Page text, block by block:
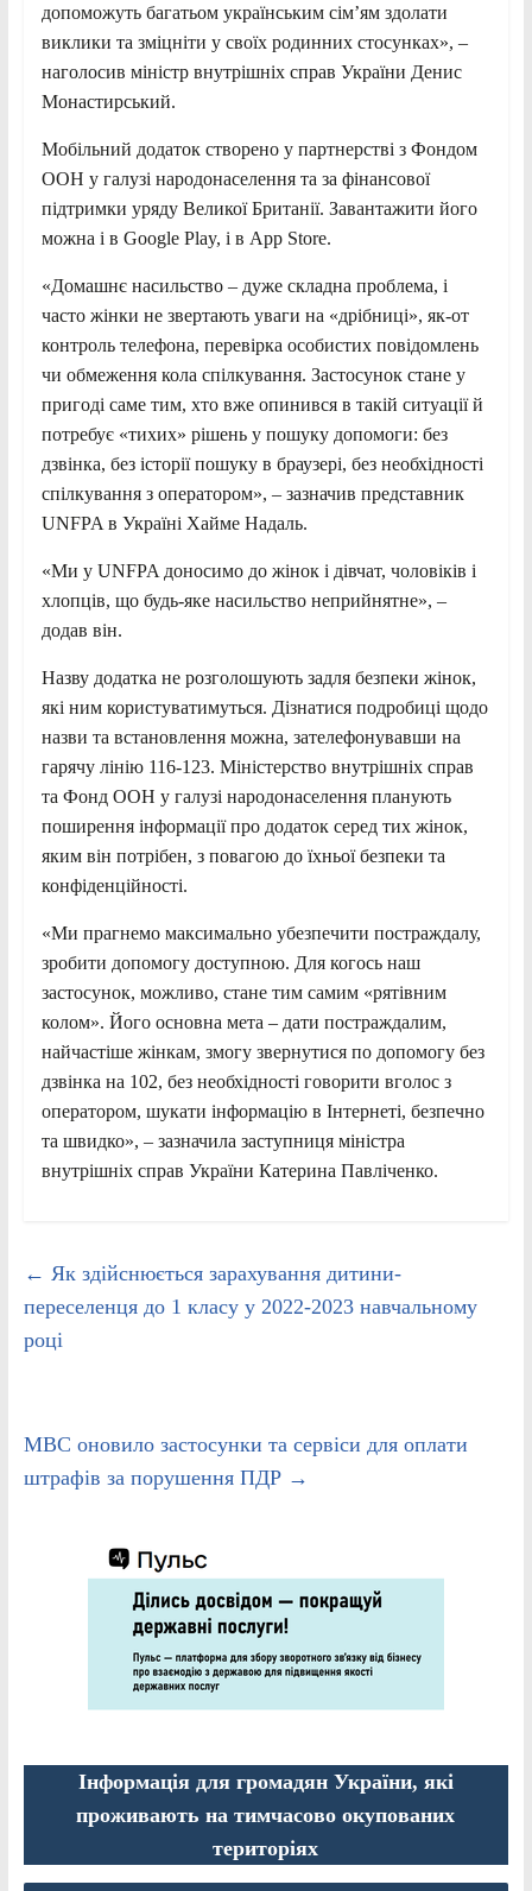
допоможуть багатьом українським сім’ям здолати
виклики та зміцніти у своїх родинних стосунках», –
наголосив міністр внутрішніх справ України Денис
Монастирський.
Мобільний додаток створено у партнерстві з Фондом
ООН у галузі народонаселення та за фінансової
підтримки уряду Великої Британії. Завантажити його
можна і в Google Play, і в App Store.
«Домашнє насильство – дуже складна проблема, і
часто жінки не звертають уваги на «дрібниці», як-от
контроль телефона, перевірка особистих повідомлень
чи обмеження кола спілкування. Застосунок стане у
пригоді саме тим, хто вже опинився в такій ситуації й
потребує «тихих» рішень у пошуку допомоги: без
дзвінка, без історії пошуку в браузері, без необхідності
спілкування з оператором», – зазначив представник
UNFPA в Україні Хайме Надаль.
«Ми у UNFPA доносимо до жінок і дівчат, чоловіків і
хлопців, що будь-яке насильство неприйнятне», –
додав він.
Назву додатка не розголошують задля безпеки жінок,
які ним користуватимуться. Дізнатися подробиці щодо
назви та встановлення можна, зателефонувавши на
гарячу лінію 116-123. Міністерство внутрішніх справ
та Фонд ООН у галузі народонаселення планують
поширення інформації про додаток серед тих жінок,
яким він потрібен, з повагою до їхньої безпеки та
конфіденційності.
«Ми прагнемо максимально убезпечити постраждалу,
зробити допомогу доступною. Для когось наш
застосунок, можливо, стане тим самим «рятівним
колом». Його основна мета – дати постраждалим,
найчастіше жінкам, змогу звернутися по допомогу без
дзвінка на 102, без необхідності говорити вголос з
оператором, шукати інформацію в Інтернеті, безпечно
та швидко», – зазначила заступниця міністра
внутрішніх справ України Катерина Павліченко.
← Як здійснюється зарахування дитини-
переселенця до 1 класу у 2022-2023 навчальному
році
МВС оновило застосунки та сервіси для оплати
штрафів за порушення ПДР →
Інформація для громадян України, які
проживають на тимчасово окупованих
територіях